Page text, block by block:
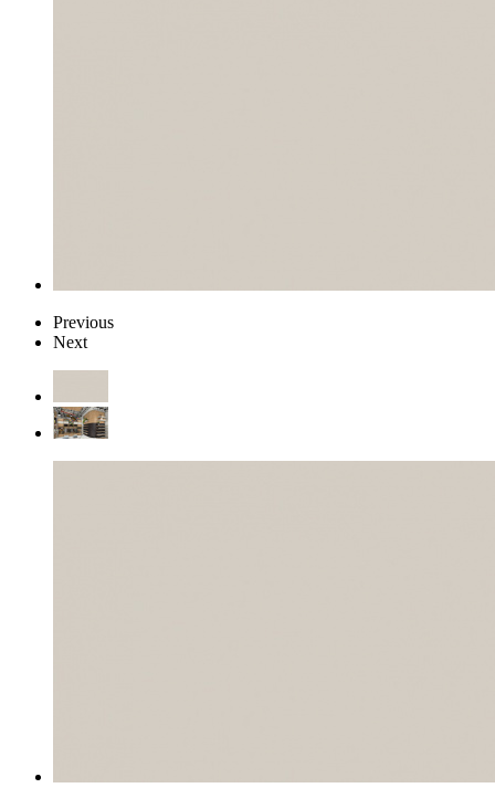
Previous
Next